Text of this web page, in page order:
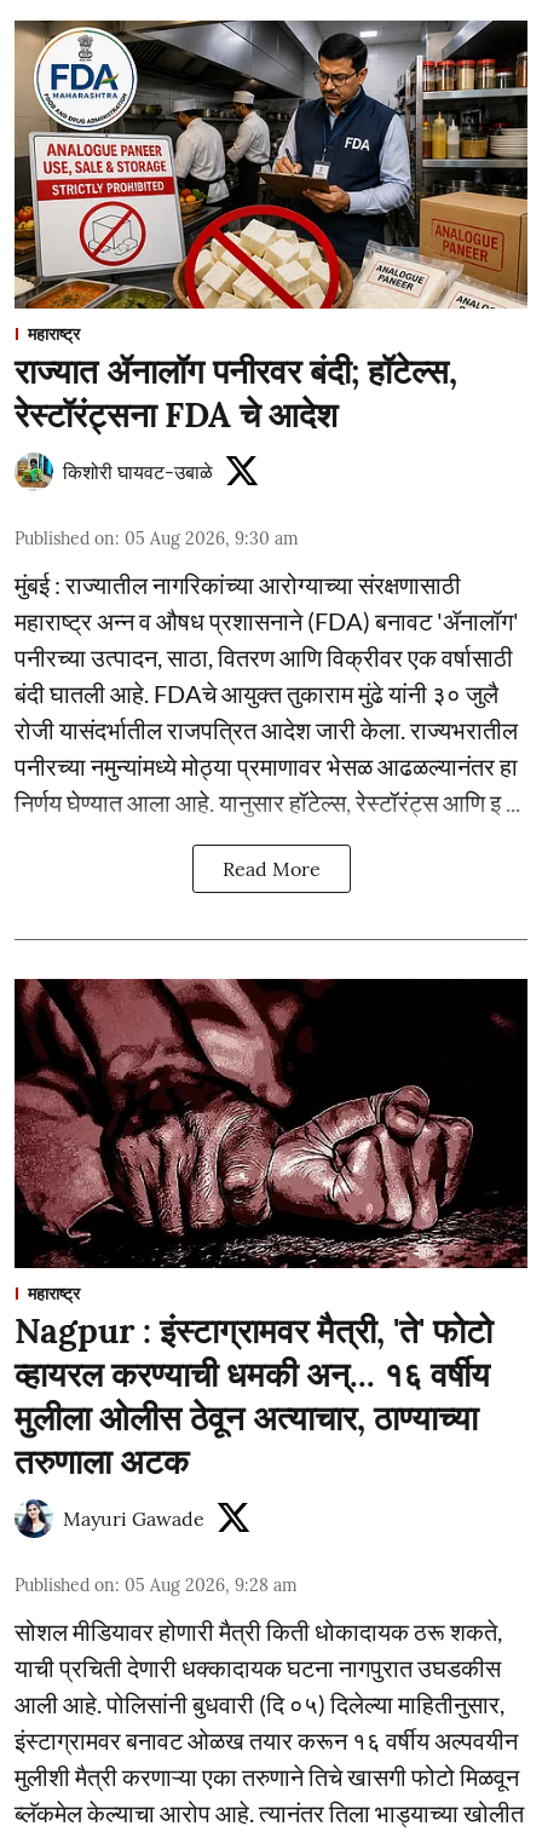
महाराष्ट्र
राज्यात ॲनालॉग पनीरवर बंदी; हॉटेल्स,
रेस्टॉरंट्सना FDA चे आदेश
किशोरी घायवट-उबाळे
Published on: 05 Aug 2026, 9:30 am
मुंबई : राज्यातील नागरिकांच्या आरोग्याच्या संरक्षणासाठी
महाराष्ट्र अन्न व औषध प्रशासनाने (FDA) बनावट 'ॲनालॉग'
पनीरच्या उत्पादन, साठा, वितरण आणि विक्रीवर एक वर्षासाठी
बंदी घातली आहे. FDAचे आयुक्त तुकाराम मुंढे यांनी ३० जुलै
रोजी यासंदर्भातील राजपत्रित आदेश जारी केला. राज्यभरातील
पनीरच्या नमुन्यांमध्ये मोठ्या प्रमाणावर भेसळ आढळल्यानंतर हा
निर्णय घेण्यात आला आहे. यानुसार हॉटेल्स, रेस्टॉरंट्स आणि इ ...
Read More
महाराष्ट्र
Nagpur : इंस्टाग्रामवर मैत्री, 'ते' फोटो
व्हायरल करण्याची धमकी अन्... १६ वर्षीय
मुलीला ओलीस ठेवून अत्याचार, ठाण्याच्या
तरुणाला अटक
Mayuri Gawade
Published on: 05 Aug 2026, 9:28 am
सोशल मीडियावर होणारी मैत्री किती धोकादायक ठरू शकते,
याची प्रचिती देणारी धक्कादायक घटना नागपुरात उघडकीस
आली आहे. पोलिसांनी बुधवारी (दि ०५) दिलेल्या माहितीनुसार,
इंस्टाग्रामवर बनावट ओळख तयार करून १६ वर्षीय अल्पवयीन
मुलीशी मैत्री करणाऱ्या एका तरुणाने तिचे खासगी फोटो मिळवून
ब्लॅकमेल केल्याचा आरोप आहे. त्यानंतर तिला भाड्याच्या खोलीत